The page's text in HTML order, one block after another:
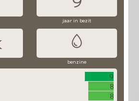
jaar in bezit
benzine
9
8
8